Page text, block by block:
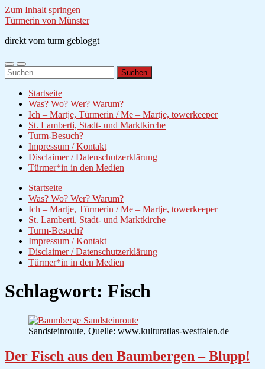
Zum Inhalt springen
Türmerin von Münster
direkt vom turm gebloggt
Mobile-
Menü
Suchfeld
ein-/ausblenden
Suchen
nach:
Startseite
Was? Wo? Wer? Warum?
Ich – Martje, Türmerin / Me – Martje, towerkeeper
St. Lamberti, Stadt- und Marktkirche
Turm-Besuch?
Impressum / Kontakt
Disclaimer / Datenschutzerklärung
Türmer*in in den Medien
Startseite
Was? Wo? Wer? Warum?
Ich – Martje, Türmerin / Me – Martje, towerkeeper
St. Lamberti, Stadt- und Marktkirche
Turm-Besuch?
Impressum / Kontakt
Disclaimer / Datenschutzerklärung
Türmer*in in den Medien
Schlagwort: Fisch
Sandsteinroute, Quelle: www.kulturatlas-westfalen.de
Der Fisch aus den Baumbergen – Blupp!